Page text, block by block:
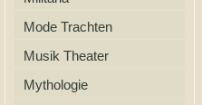
Mode Trachten
Musik Theater
Mythologie